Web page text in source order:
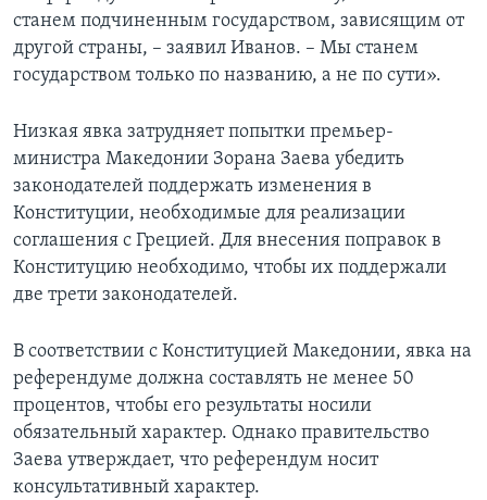
станем подчиненным государством, зависящим от
другой страны, – заявил Иванов. – Мы станем
государством только по названию, а не по сути».
Низкая явка затрудняет попытки премьер-
министра Македонии Зорана Заева убедить
законодателей поддержать изменения в
Конституции, необходимые для реализации
соглашения с Грецией. Для внесения поправок в
Конституцию необходимо, чтобы их поддержали
две трети законодателей.
В соответствии с Конституцией Македонии, явка на
референдуме должна составлять не менее 50
процентов, чтобы его результаты носили
обязательный характер. Однако правительство
Заева утверждает, что референдум носит
консультативный характер.